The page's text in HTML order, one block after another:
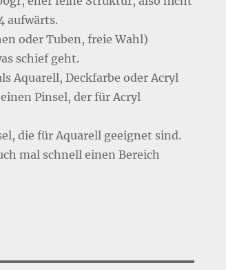
aufwärts.
oder Tuben, freie Wahl)
schief geht.
Aquarell, Deckfarbe oder Acryl
Pinsel, der für Acryl
die für Aquarell geeignet sind.
mal schnell einen Bereich